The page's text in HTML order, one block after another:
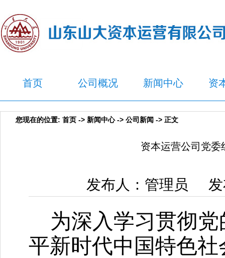
首页 公司概况 新闻中心 资
您现在的位置: 首页 -> 新闻中心-> 公司新闻 -> 正文
资本运营公司党委
发布人：管理员
为深入学习贯彻
平新时代中国特色